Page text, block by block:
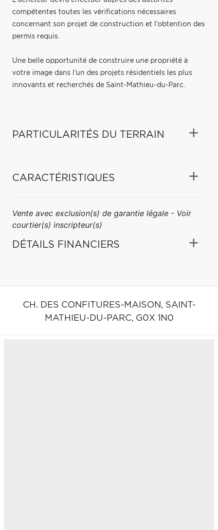
compétentes toutes les vérifications nécessaires
concernant son projet de construction et l'obtention des
permis requis.
Une belle opportunité de construire une propriété à
votre image dans l'un des projets résidentiels les plus
innovants et recherchés de Saint-Mathieu-du-Parc.
PARTICULARITÉS DU TERRAIN
CARACTÉRISTIQUES
Vente avec exclusion(s) de garantie légale - Voir
courtier(s) inscripteur(s)
DÉTAILS FINANCIERS
CH. DES CONFITURES-MAISON, SAINT-
MATHIEU-DU-PARC, G0X 1N0